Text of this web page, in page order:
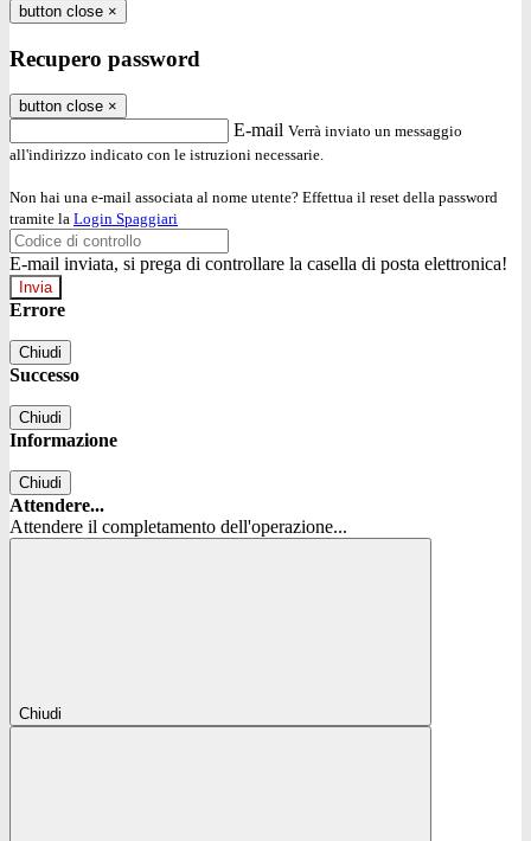
button close ×
Recupero password
button close ×
E-mail Verrà inviato un messaggio
all'indirizzo indicato con le istruzioni necessarie.
Non hai una e-mail associata al nome utente? Effettua il reset della password
tramite la Login Spaggiari
E-mail inviata, si prega di controllare la casella di posta elettronica!
Errore
Chiudi
Successo
Chiudi
Informazione
Chiudi
Attendere...
Attendere il completamento dell'operazione...
Chiudi